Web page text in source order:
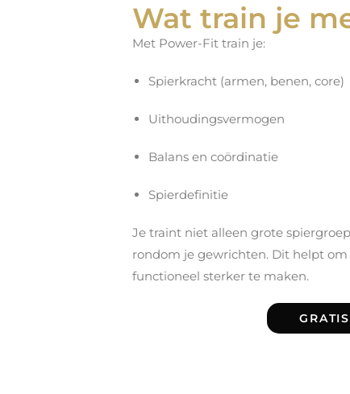
Wat train je
Met Power-Fit train je:
Spierkracht (armen, benen, core)
Uithoudingsvermogen
Balans en coördinatie
Spierdefinitie
Je traint niet alleen grote
rondom je gewrichten. Dit helpt
functioneel sterker te maken.